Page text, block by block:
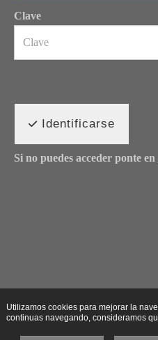
Clave
Identificarse
Si no puedes acceder ponte en
Utilizamos cookies para mejorar la
continuas navegando, consideramos